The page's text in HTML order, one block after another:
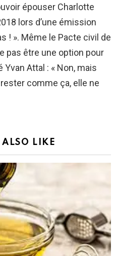
épouser Charlotte
lors d’une émission
! ». Même le Pacte civil de
pas être une option pour
Yvan Attal : « Non, mais
comme ça, elle ne
LIKE